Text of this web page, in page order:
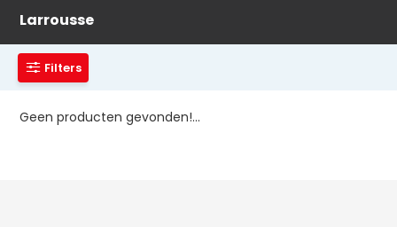
Larrousse
Filters
Geen producten gevonden!...